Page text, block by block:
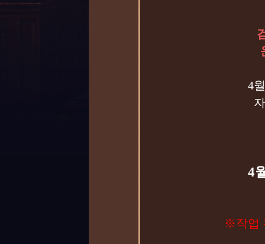
4
4
※작업